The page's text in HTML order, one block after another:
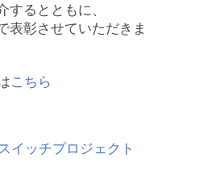
するとともに、
表彰させていただきま
こちら